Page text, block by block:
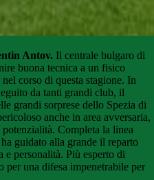
Antov. Il centrale bulgaro di
buona tecnica a un fisico
corso di questa stagione. In
da tanti grandi club, il
grandi sorprese dello Spezia di
anche in area avversaria,
Completa la linea
guidato alla grande il reparto
e personalità. Più esperto di
una difesa impenetrabile per